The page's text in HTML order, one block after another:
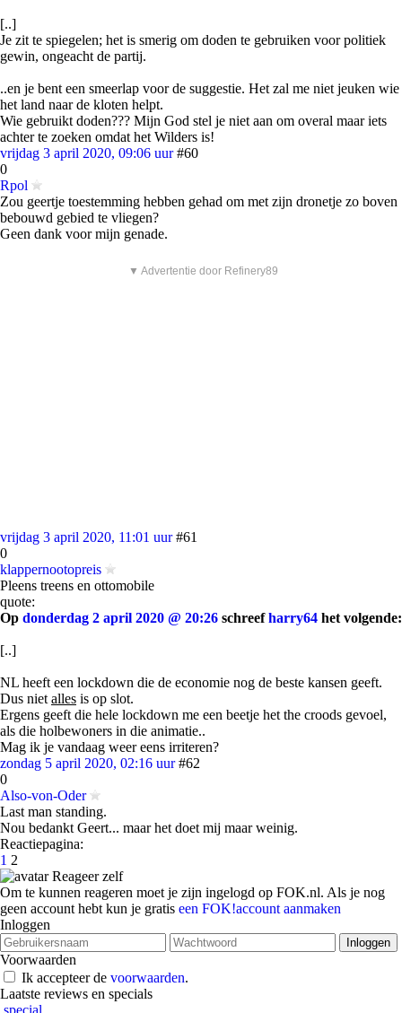
[..]
Je zit te spiegelen; het is smerig om doden te gebruiken voor politiek
gewin, ongeacht de partij.
..en je bent een smeerlap voor de suggestie. Het zal me niet jeuken wie
het land naar de kloten helpt.
Wie gebruikt doden??? Mijn God stel je niet aan om overal maar iets
achter te zoeken omdat het Wilders is!
vrijdag 3 april 2020, 09:06 uur #60
0
Rpol
Zou geertje toestemming hebben gehad om met zijn dronetje zo boven
bebouwd gebied te vliegen?
Geen dank voor mijn genade.
▼ Advertentie door Refinery89
vrijdag 3 april 2020, 11:01 uur #61
0
klappernootopreis
Pleens treens en ottomobile
quote:
Op donderdag 2 april 2020 @ 20:26 schreefharry64 het volgende:
[..]
NL heeft een lockdown die de economie nog de beste kansen geeft.
Dus niet alles is op slot.
Ergens geeft die hele lockdown me een beetje het the croods gevoel,
als die holbewoners in die animatie..
Mag ik je vandaag weer eens irriteren?
zondag 5 april 2020, 02:16 uur #62
0
Also-von-Oder
Last man standing.
Nou bedankt Geert... maar het doet mij maar weinig.
Reactiepagina:
1 2
Reageer zelf
Om te kunnen reageren moet je zijn ingelogd op FOK.nl. Als je nog
geen account hebt kun je gratis een FOK!account aanmaken
Inloggen
Voorwaarden
Ik accepteer de voorwaarden.
Laatste reviews en specials
special